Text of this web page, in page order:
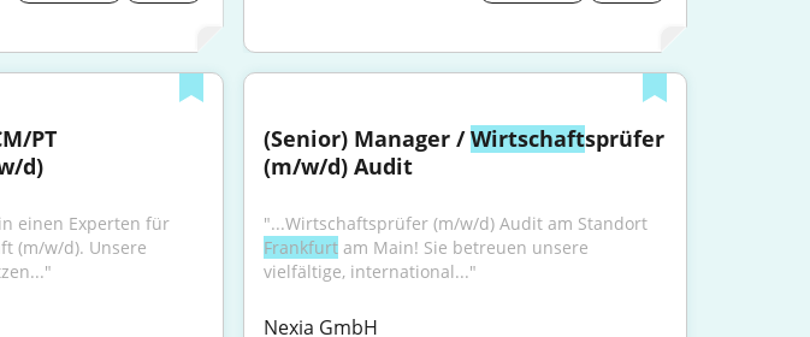
PT
d)
einen Experten für
(m/w/d). Unsere
(Senior) Manager / Wirtschaftsprüfer
(m/w/d) Audit
"...Wirtschaftsprüfer (m/w/d) Audit am Standort
Frankfurt am Main! Sie betreuen unsere
vielfältige, international..."